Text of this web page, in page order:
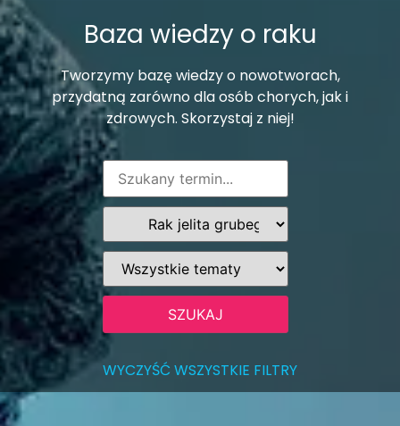
Baza wiedzy o raku
Tworzymy bazę wiedzy o nowotworach,
przydatną zarówno dla osób chorych, jak i
zdrowych. Skorzystaj z niej!
WYCZYŚĆ WSZYSTKIE FILTRY